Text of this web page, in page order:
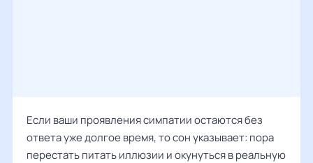
Если ваши проявления симпатии остаются без
ответа уже долгое время, то сон указывает: пора
перестать питать иллюзии и окунуться в реальную